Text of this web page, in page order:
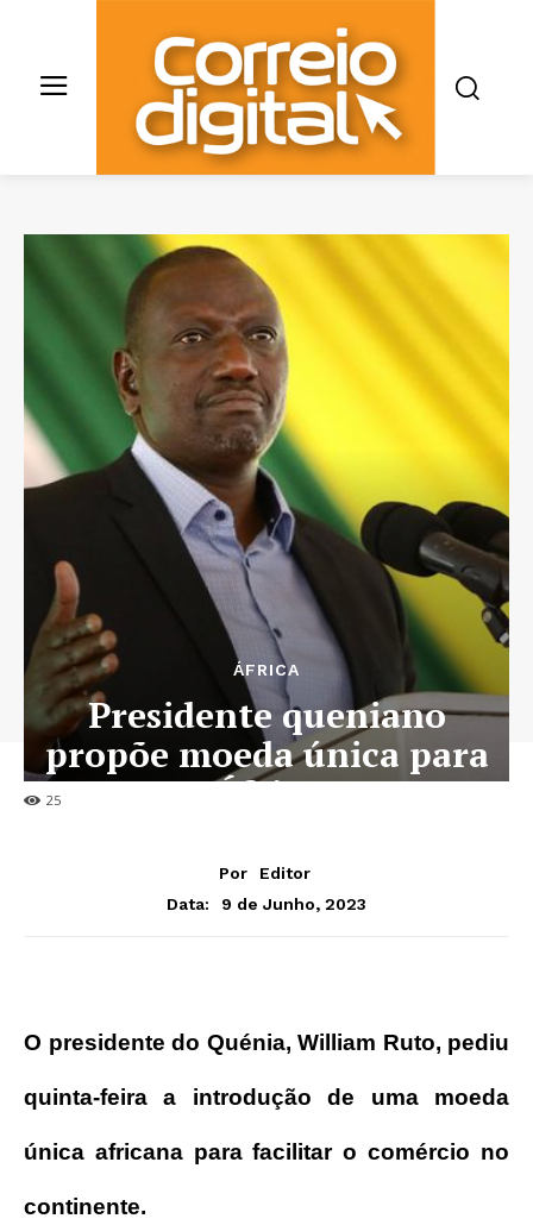
25
ÁFRICA
Presidente queniano
propõe moeda única para
África
Por
Editor
Data:
9 de Junho, 2023
O presidente do Quénia, William Ruto, pediu
quinta-feira a introdução de uma moeda
única africana para facilitar o comércio no
continente.